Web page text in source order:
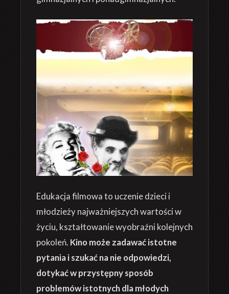
Edukacja filmowa to uczenie dzieci i
młodzieży najważniejszych wartości w
życiu, kształtowanie wyobraźni kolejnych
pokoleń. Kino może zadawać istotne
pytania i szukać na nie odpowiedzi,
dotykać w przystępny sposób
problemów istotnych dla młodych